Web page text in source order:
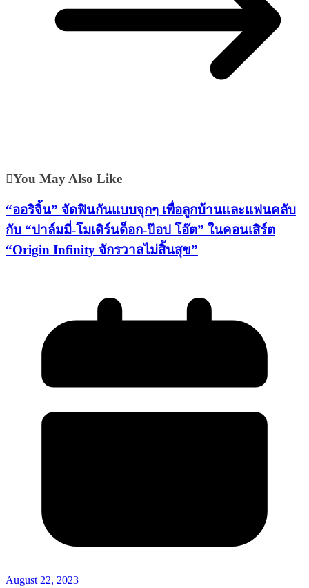
You May Also Like
“ออริจิ้น” จัดฟินกันแบบจุกๆ เพื่อลูกบ้านและแฟนคลับ
กับ “ปาล์มมี่-โมเดิร์นด็อก-ป๊อป โอ๊ต” ในคอนเสิร์ต
“Origin Infinity จักรวาลไม่สิ้นสุข”
August 22, 2023